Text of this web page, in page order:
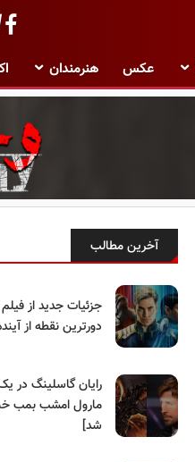
عکس هنرمندان
آخرین مطالب
جزئیات جدید از
دورترین نقطه از
رایان گاسلینگ در
مارول امشب بمب
شد]